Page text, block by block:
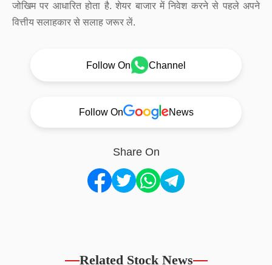
जोखिम पर आधारित होता है. शेयर बाजार में निवेश करने से पहले अपने
वित्तीय सलाहकार से सलाह जरूर लें.
Follow On Channel
Follow On News
Share On